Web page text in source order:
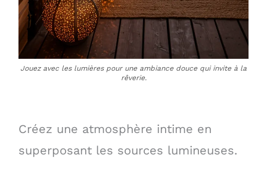
Jouez avec les lumières pour une ambiance douce qui invite à la
rêverie.
Créez une atmosphère intime en
superposant les sources lumineuses.